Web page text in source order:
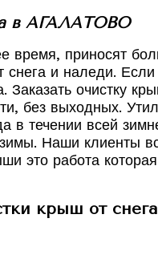
в АГАЛАТОВО
время, приносят
и наледи.
очистку
без выходных.
в течении всей
Наши клиенты
это работа
крыш от снега